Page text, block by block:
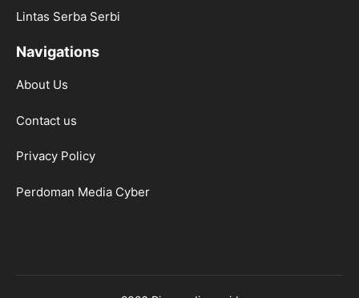
Lintas Serba Serbi
Navigations
About Us
Contact us
Privacy Policy
Perdoman Media Cyber